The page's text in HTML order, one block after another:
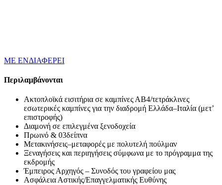
ΜΕ ΕΝΔΙΑΦΕΡΕΙ
Περιλαμβάνονται
Ακτοπλοϊκά εισιτήρια σε καμπίνες ΑΒ4/τετράκλινες
εσωτερικές καμπίνες για την διαδρομή Ελλάδα–Ιταλία (μετ’
επιστροφής)
Διαμονή σε επιλεγμένα ξενοδοχεία
Πρωινό & 03δείπνα
Μετακινήσεις–μεταφορές με πολυτελή πούλμαν
Ξεναγήσεις και περιηγήσεις σύμφωνα με το πρόγραμμα της
εκδρομής
Έμπειρος Αρχηγός – Συνοδός του γραφείου μας
Ασφάλεια Αστικής/Επαγγελματικής Ευθύνης